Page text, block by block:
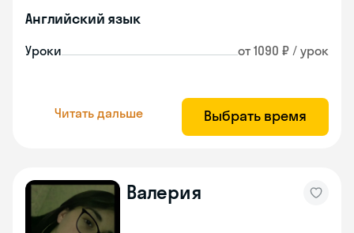
Английский язык
Уроки от 1090 ₽ / урок
Читать дальше Выбрать время
Валерия